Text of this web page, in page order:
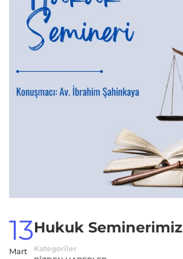
13
Mart
Hukuk Seminerimiz
Kategoriler